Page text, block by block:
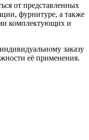
от представленных
фурнитуре, а также
комплектующих и
заказу
её применения.